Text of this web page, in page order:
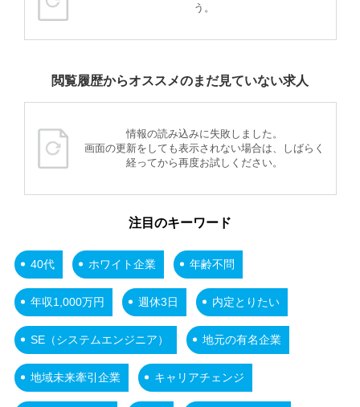
う。
閲覧履歴からオススメのまだ見ていない求人
情報の読み込みに失敗しました。
画面の更新をしても表示されない場合は、しばらく
経ってから再度お試しください。
注目のキーワード
40代 ホワイト企業 年齢不問
年収1,000万円 週休3日 内定とりたい
SE（システムエンジニア） 地元の有名企業
地域未来牽引企業 キャリアチェンジ